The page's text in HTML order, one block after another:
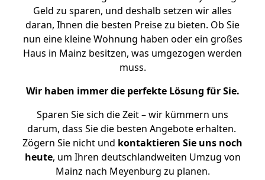
Geld zu sparen, und deshalb setzen wir alles
daran, Ihnen die besten Preise zu bieten. Ob Sie
nun eine kleine Wohnung haben oder ein großes
Haus in Mainz besitzen, was umgezogen werden
muss.
Wir haben immer die perfekte Lösung für Sie.
Sparen Sie sich die Zeit – wir kümmern uns
darum, dass Sie die besten Angebote erhalten.
Zögern Sie nicht und kontaktieren Sie uns noch
heute, um Ihren deutschlandweiten Umzug von
Mainz nach Meyenburg zu planen.